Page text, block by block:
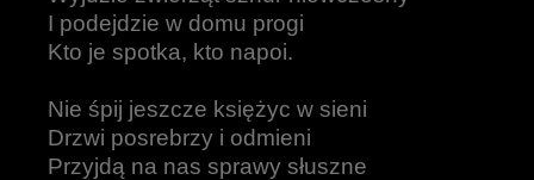
I podejdzie w domu progi
Kto je spotka, kto napoi.
Nie śpij jeszcze księżyc w sieni
Drzwi posrebrzy i odmieni
Przyjdą na nas sprawy słuszne